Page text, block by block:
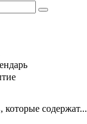
которые содержат...